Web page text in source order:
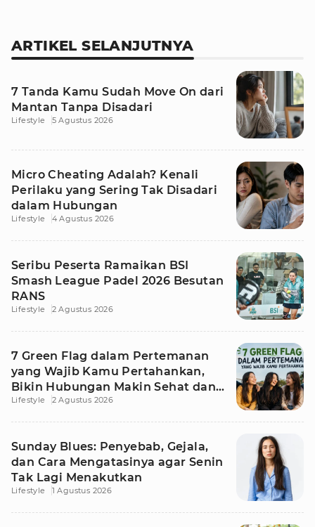
ARTIKEL SELANJUTNYA
7 Tanda Kamu Sudah Move On dari
Mantan Tanpa Disadari
Lifestyle 5 Agustus 2026
Micro Cheating Adalah? Kenali
Perilaku yang Sering Tak Disadari
dalam Hubungan
Lifestyle 4 Agustus 2026
Seribu Peserta Ramaikan BSI
Smash League Padel 2026 Besutan
RANS
Lifestyle 2 Agustus 2026
7 Green Flag dalam Pertemanan
yang Wajib Kamu Pertahankan,
Bikin Hubungan Makin Sehat dan
Awet
Lifestyle 2 Agustus 2026
Sunday Blues: Penyebab, Gejala,
dan Cara Mengatasinya agar Senin
Tak Lagi Menakutkan
Lifestyle 1 Agustus 2026